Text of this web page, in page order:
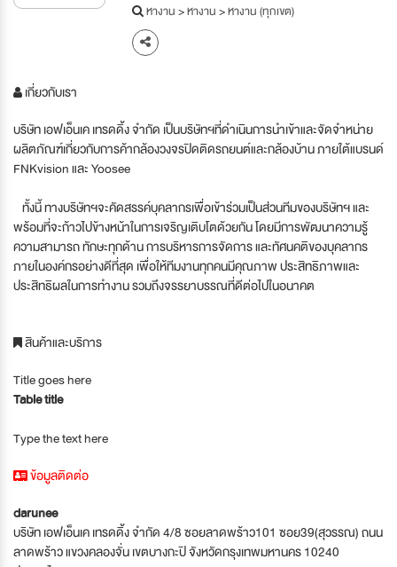
หางาน>หางาน>หางาน (ทุกเขต)
เกี่ยวกับเรา
บริษัท เอฟเอ็นเค เทรดดิ้ง จำกัด เป็นบริษัทฯที่ดำเนินการนำเข้าและจัดจำหน่าย
ผลิตภัณฑ์เกี่ยวกับการค้ากล้องวงจรปิดติดรถยนต์และกล้องบ้าน ภายใต้แบรนด์
FNKvision และ Yoosee
ทั้งนี้ ทางบริษัทฯจะคัดสรรค์บุคลากรเพื่อเข้าร่วมเป็นส่วนทีมของบริษัทฯ และ
พร้อมที่จะก้าวไปข้างหน้าในการเจริญเติบโตด้วยกัน โดยมีการพัฒนาความรู้
ความสามารถ ทักษะทุกด้าน การบริหารการจัดการ และทัศนคติของบุคลากร
ภายในองค์กรอย่างดีที่สุด เพื่อให้ทีมงานทุกคนมีคุณภาพ ประสิทธิภาพและ
ประสิทธิผลในการทำงาน รวมถึงจรรยาบรรณที่ดีต่อไปในอนาคต
สินค้าและบริการ
Title goes here
Table title
Type the text here
ข้อมูลติดต่อ
darunee
บริษัท เอฟเอ็นเค เทรดดิ้ง จำกัด 4/8 ซอยลาดพร้าว101 ซอย39(สุวรรณ) ถนน
ลาดพร้าว แขวงคลองจั่น เขตบางกะปิ จังหวัดกรุงเทพมหานคร 10240